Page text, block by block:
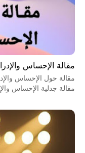
مقالة الإحساس
مقالة حول الإحساس
مقالة جدلية الإحساس